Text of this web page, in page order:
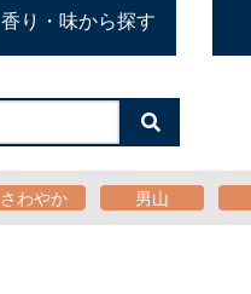
香り・味から探す
検
索
る
さわやか 男山